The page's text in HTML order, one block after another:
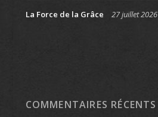
La Force de la Grâce 27 juillet 2026
COMMENTAIRES RÉCENTS